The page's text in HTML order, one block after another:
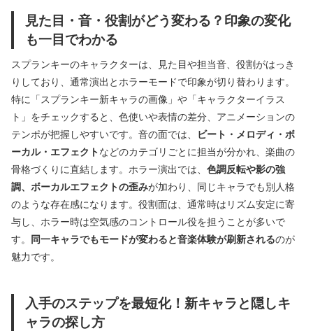
見た目・音・役割がどう変わる？印象の変化
も一目でわかる
スプランキーのキャラクターは、見た目や担当音、役割がはっき
りしており、通常演出とホラーモードで印象が切り替わります。
特に「スプランキー新キャラの画像」や「キャラクターイラス
ト」をチェックすると、色使いや表情の差分、アニメーションの
テンポが把握しやすいです。音の面では、
ビート・メロディ・ボ
ーカル・エフェクトなどのカテゴリごとに担当が分かれ、楽曲の
骨格づくりに直結します。ホラー演出では、 色調反転や影の強
調、ボーカルエフェクトの歪みが加わり、同じキャラでも別人格
のような存在感になります。役割面は、通常時はリズム安定に寄
与し、ホラー時は空気感のコントロール役を担うことが多いで
す。
同一キャラでもモードが変わると音楽体験が刷新されるのが
魅力です。
入手のステップを最短化！新キャラと隠しキ
ャラの探し方